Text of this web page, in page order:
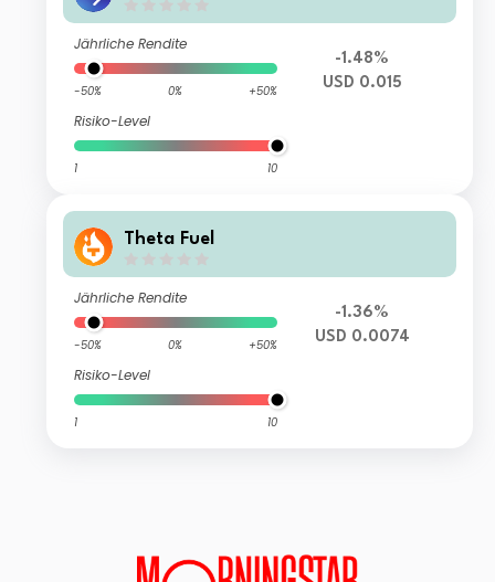
Jährliche Rendite
-50% 0% +50%
Risiko-Level
1 10
-1.48%
USD 0.015
Theta Fuel
Jährliche Rendite
-50% 0% +50%
Risiko-Level
1 10
-1.36%
USD 0.0074